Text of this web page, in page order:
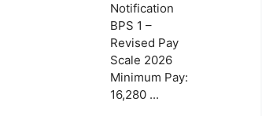
Notification
BPS 1 –
Revised Pay
Scale 2026
Minimum Pay:
16,280 ...